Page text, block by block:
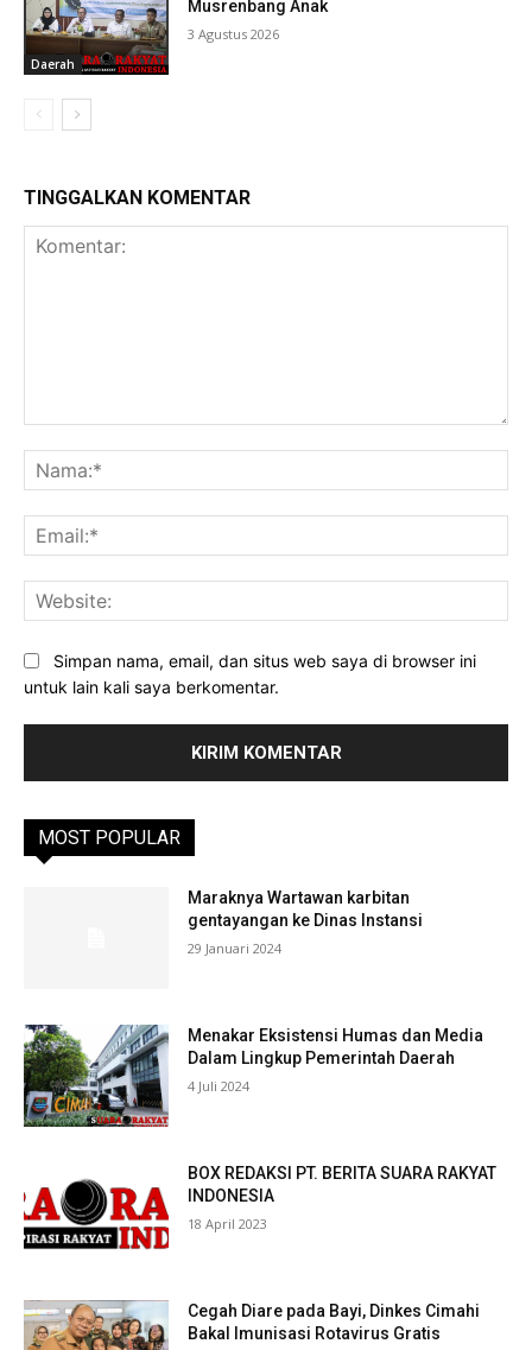
Daerah
Musrenbang Anak
3 Agustus 2026
TINGGALKAN KOMENTAR
Simpan nama, email, dan situs web saya di browser ini
untuk lain kali saya berkomentar.
MOST POPULAR
Maraknya Wartawan karbitan
gentayangan ke Dinas Instansi
29 Januari 2024
Menakar Eksistensi Humas dan Media
Dalam Lingkup Pemerintah Daerah
4 Juli 2024
BOX REDAKSI PT. BERITA SUARA RAKYAT
INDONESIA
18 April 2023
Cegah Diare pada Bayi, Dinkes Cimahi
Bakal Imunisasi Rotavirus Gratis